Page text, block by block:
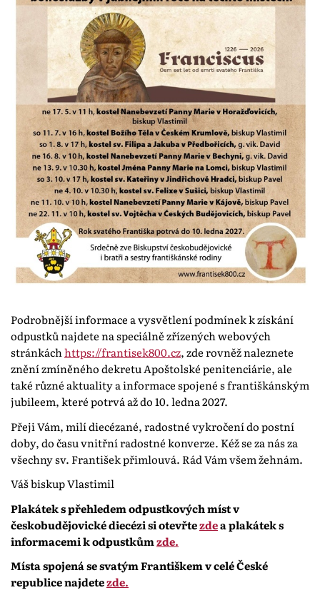
Podrobnější informace a vysvětlení podmínek k získání
odpustků najdete na speciálně zřízených webových
stránkáchhttps://frantisek800.cz, zde rovněž naleznete
znění zmíněného dekretu Apoštolské penitenciárie, ale
také různé aktuality a informace spojené s františkánským
jubileem, které potrvá až do 10. ledna 2027.
Přeji Vám, milí diecézané, radostné vykročení do postní
doby, do času vnitřní radostné konverze. Kéž se za nás za
všechny sv. František přimlouvá. Rád Vám všem žehnám.
Váš biskup Vlastimil
Plakátek s přehledem odpustkových míst v
českobudějovické diecézi si otevřtezdea plakátek s
informacemi k odpustkůmzde.
Místa spojená se svatým Františkem v celé České
republice najdetezde.